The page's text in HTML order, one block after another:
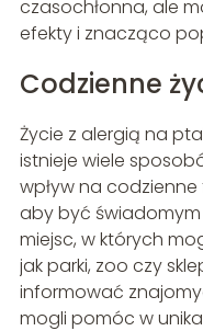
czasochłonna, ale
efekty i znacząco
Codzienne
Życie z alergią na
istnieje wiele
wpływ na
aby być
miejsc, w których
jak parki, zoo czy
informować
mogli pomóc w